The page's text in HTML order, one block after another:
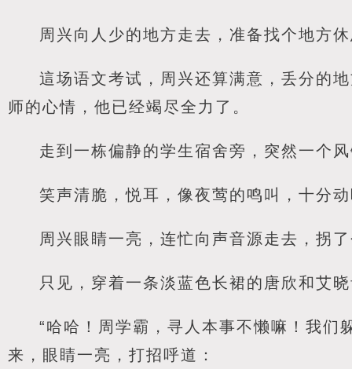
周兴向人少的地方走去，准备找个地方
這场语文考试，周兴还算满意，丢分的
师的心情，他已经竭尽全力了。
走到一栋偏静的学生宿舍旁，突然一个
笑声清脆，悦耳，像夜莺的鸣叫，十分
周兴眼睛一亮，连忙向声音源走去，拐
只见，穿着一条淡蓝色长裙的唐欣和艾
“哈哈！周学霸，寻人本事不懒嘛！我们
来，眼睛一亮，打招呼道：